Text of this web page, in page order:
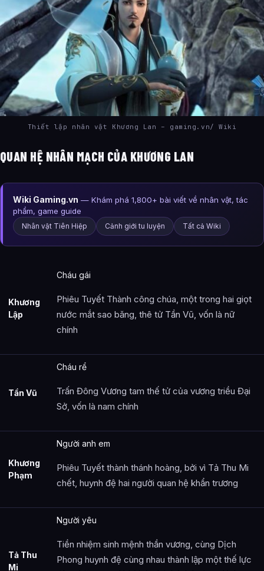
Thiết lập nhân vật Khương Lan – gaming.vn/ Wiki
QUAN HỆ NHÂN MẠCH CỦA KHƯƠNG LAN
Wiki Gaming.vn — Khám phá 1,800+ bài viết về nhân vật, tác
phẩm, game guide
Nhân vật Tiên Hiệp Cảnh giới tu luyện Tất cả Wiki
Khương
Lập
Cháu gái
Phiêu Tuyết Thành công chúa, một trong hai giọt
nước mắt sao băng, thê tử Tần Vũ, vốn là nữ
chính
Tần Vũ
Cháu rể
Trấn Đông Vương tam thế tử của vương triều Đại
Sở, vốn là nam chính
Khương
Phạm
Người anh em
Phiêu Tuyết thành thánh hoàng, bởi vì Tả Thu Mi
chết, huynh đệ hai người quan hệ khẩn trương
Tả Thu
Mi
Người yêu
Tiền nhiệm sinh mệnh thần vương, cùng Dịch
Phong huynh đệ cùng nhau thành lập một thế lực